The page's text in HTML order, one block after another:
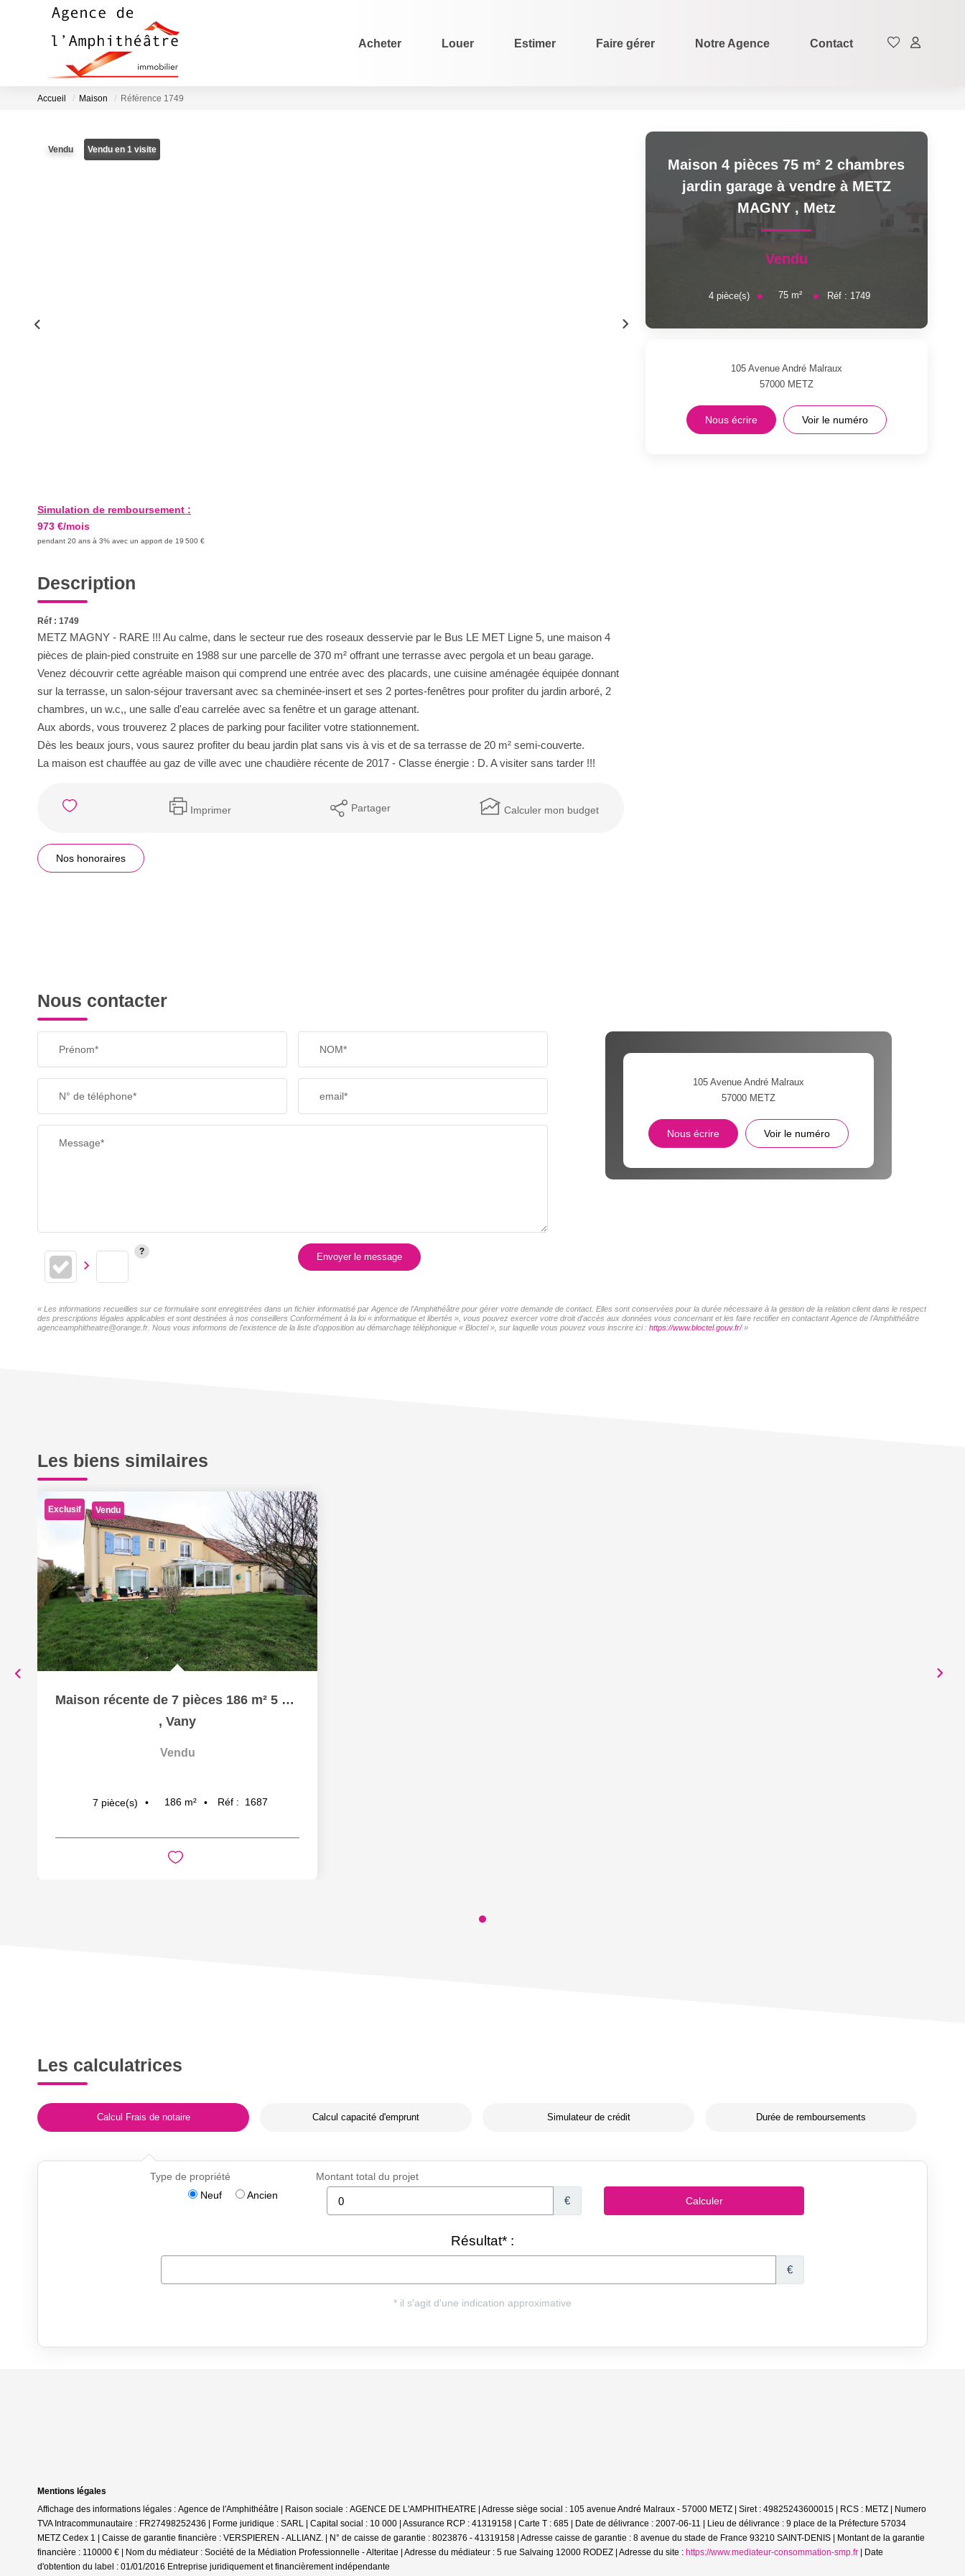
Acheter Louer Estimer Faire gérer Notre Agence Contact
Accueil Maison Référence 1749
Vendu Vendu en 1 visite
Simulation de remboursement :
973 €/mois
pendant 20 ans à 3% avec un apport de 19 500 €
Description
Réf : 1749
METZ MAGNY - RARE !!! Au calme, dans le secteur rue des roseaux desservie par le Bus LE MET Ligne 5, une maison 4
pièces de plain-pied construite en 1988 sur une parcelle de 370 m² offrant une terrasse avec pergola et un beau garage.
Venez découvrir cette agréable maison qui comprend une entrée avec des placards, une cuisine aménagée équipée donnant
sur la terrasse, un salon-séjour traversant avec sa cheminée-insert et ses 2 portes-fenêtres pour profiter du jardin arboré, 2
chambres, un w.c,, une salle d'eau carrelée avec sa fenêtre et un garage attenant.
Aux abords, vous trouverez 2 places de parking pour faciliter votre stationnement.
Dès les beaux jours, vous saurez profiter du beau jardin plat sans vis à vis et de sa terrasse de 20 m² semi-couverte.
La maison est chauffée au gaz de ville avec une chaudière récente de 2017 - Classe énergie : D. A visiter sans tarder !!!
Imprimer Partager Calculer mon budget
Nos honoraires
Maison 4 pièces 75 m² 2 chambres
jardin garage à vendre à METZ
MAGNY , Metz
Vendu
4 pièce(s) 75 m² Réf : 1749
105 Avenue André Malraux
57000 METZ
Nous écrire Voir le numéro
Nous contacter
Prénom* NOM*
N° de téléphone* email*
Message*
Envoyer le message
105 Avenue André Malraux
57000 METZ
Nous écrire Voir le numéro
« Les informations recueillies sur ce formulaire sont enregistrées dans un fichier informatisé par Agence de l'Amphithéâtre pour gérer votre demande de contact. Elles sont conservées pour la durée nécessaire à la gestion de la relation client dans le respect
des prescriptions légales applicables et sont destinées à nos conseillers Conformément à la loi « informatique et libertés », vous pouvez exercer votre droit d'accès aux données vous concernant et les faire rectifier en contactant Agence de l'Amphithéâtre
agenceamphitheatre@orange.fr. Nous vous informons de l'existence de la liste d'opposition au démarchage téléphonique « Bloctel », sur laquelle vous pouvez vous inscrire ici : https://www.bloctel.gouv.fr/»
Les biens similaires
Exclusif Vendu
Maison récente de 7 pièces 186 m² 5 chambres garage sur...
, Vany
Vendu
7 pièce(s) 186 m² Réf : 1687
Les calculatrices
Calcul Frais de notaire Calcul capacité d'emprunt Simulateur de crédit Durée de remboursements
Mentions légales
Affichage des informations légales : Agence de l'Amphithéâtre | Raison sociale : AGENCE DE L'AMPHITHEATRE | Adresse siège social : 105 avenue André Malraux - 57000 METZ | Siret : 49825243600015 | RCS : METZ | Numero
TVA Intracommunautaire : FR27498252436 | Forme juridique : SARL | Capital social : 10 000 | Assurance RCP : 41319158 | Carte T : 685 | Date de délivrance : 2007-06-11 | Lieu de délivrance : 9 place de la Préfecture 57034
METZ Cedex 1 | Caisse de garantie financière : VERSPIEREN - ALLIANZ. | N° de caisse de garantie : 8023876 - 41319158 | Adresse caisse de garantie : 8 avenue du stade de France 93210 SAINT-DENIS | Montant de la garantie
financière : 110000 € | Nom du médiateur : Société de la Médiation Professionnelle - Alteritae | Adresse du médiateur : 5 rue Salvaing 12000 RODEZ | Adresse du site : https://www.mediateur-consommation-smp.fr | Date
d'obtention du label : 01/01/2016 Entreprise juridiquement et financièrement indépendante